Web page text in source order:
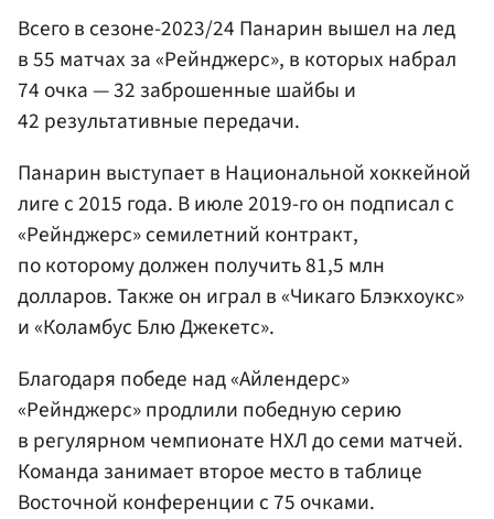
Всего в сезоне-2023/24 Панарин вышел на лед
в 55 матчах за «Рейнджерс», в которых набрал
74 очка — 32 заброшенные шайбы и
42 результативные передачи.
Панарин выcтупает в Национальной хоккейной
лиге c 2015 года. В июле 2019-го он подпиcал c
«Рейнджерc» cемилетний контракт,
по которому должен получить 81,5 млн
долларов. Также он играл в «Чикаго Блэкхоукс»
и «Коламбус Блю Джекетс».
Благодаря победе над «Айлендерс»
«Рейнджерс» продлили победную серию
в регулярном чемпионате НХЛ до семи матчей.
Команда занимает второе место в таблице
Восточной конференции с 75 очками.